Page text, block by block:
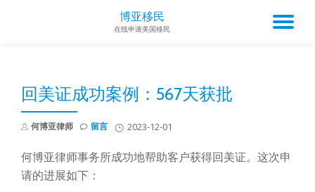
博亚移民
在线申请美国移民
回美证成功案例：567天获批
何博亚律师 2023-12-01
留言
何博亚律师事务所成功地帮助客户获得回美证。这次申
请的进展如下：